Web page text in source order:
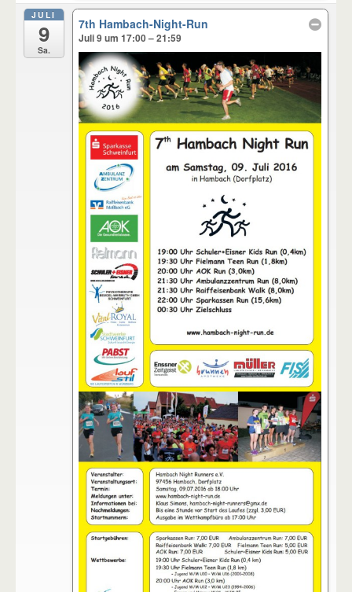
JULI
9
Sa.
7th Hambach-Night-Run
Juli 9 um 17:00 – 21:59